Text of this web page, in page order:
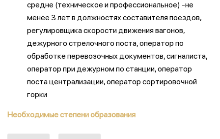
средне (техническое и профессиональное) -не
менее 3 лет в должностях составителя поездов,
регулировщика скорости движения вагонов,
дежурного стрелочного поста, оператор по
обработке перевозочных документов, сигналиста,
оператор при дежурном по станции, оператор
поста централизации, оператор сортировочной
горки
Необходимые степени образования